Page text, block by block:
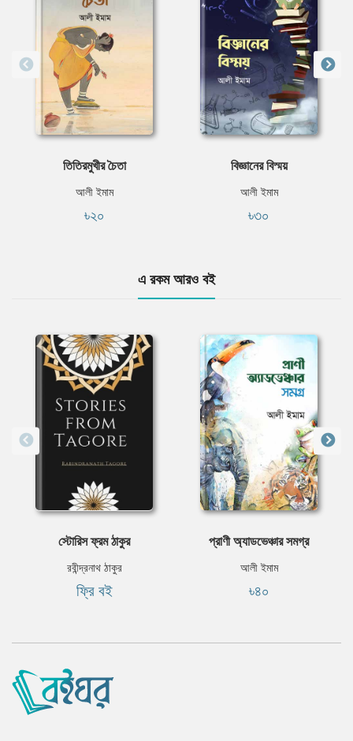
তিতিরমুখীর চৈতা
আলী ইমাম
৳২০
বিজ্ঞানের বিস্ময়
আলী ইমাম
৳৩০
এ রকম আরও বই
স্টোরিস ফ্রম ঠাকুর
রবীন্দ্রনাথ ঠাকুর
ফ্রি বই
প্রাণী অ্যাডভেঞ্চার সমগ্র
আলী ইমাম
৳৪০